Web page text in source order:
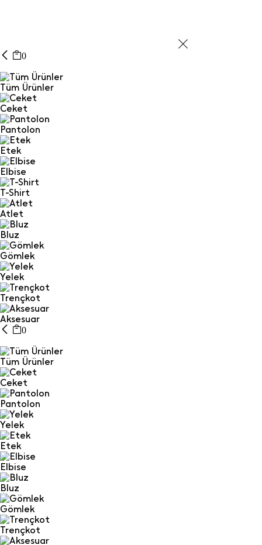
0
Tüm Ürünler
Ceket
Pantolon
Etek
Elbise
T-Shirt
Atlet
Bluz
Gömlek
Yelek
Trençkot
Aksesuar
0
Tüm Ürünler
Ceket
Pantolon
Yelek
Etek
Elbise
Bluz
Gömlek
Trençkot